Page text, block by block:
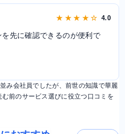
★ ★ ★ ★ ☆ 4.0
先に確認できるのが便利で
み会社員でしたが、前世の知識で華麗
前のサービス選びに役立つ口コミを